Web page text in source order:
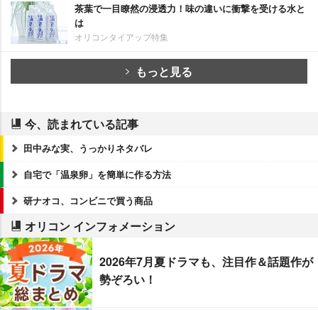
茶葉で一目瞭然の浸透力！味の違いに衝撃を受ける水と
は
オリコンタイアップ特集
もっと見る
今、読まれている記事
田中みな実、うっかりネタバレ
自宅で「温泉卵」を簡単に作る方法
研ナオコ、コンビニで買う商品
オリコン インフォメーション
2026年7月夏ドラマも、注目作＆話題作が
勢ぞろい！